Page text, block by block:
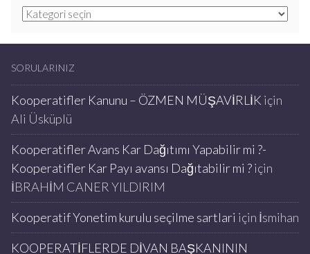
Kategoriler
SORULARINIZ
Kooperatifler Kanunu – ÖZMEN MÜŞAVİRLİK için
Ali Üsküplü
Kooperatifler Avans Kar Dağıtımı Yapabilir mi ?-
Kooperatifler Kar Payı avansı Dağıtabilir mi ?için
İBRAHİM CANER YILDIRIM
Kooperatif Yonetim kurulu seçilme sartlari için İsmihan
KOOPERATİFLERDE DİVAN BAŞKANININ